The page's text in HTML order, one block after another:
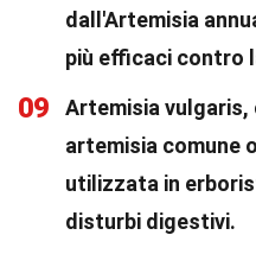
dall'Artemisia
più efficaci contro
09
Artemisia
artemisia comune
utilizzata in
disturbi digestivi.